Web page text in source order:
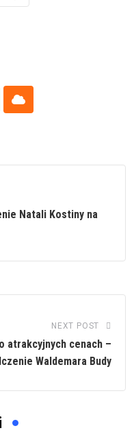
Cloud
Natali Kostiny na
NEXT POST
atrakcyjnych cenach –
Waldemara Budy